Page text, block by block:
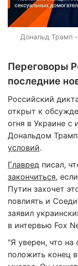
Дональд Трамп
Переговоры
последние
Российский
открыт к
огня в Украине
Дональдом
условий.
Главред писал,
закончиться,
Путин захочет
повлиять и
заявил
в интервью Fox
"Я уверен, что
положить конец